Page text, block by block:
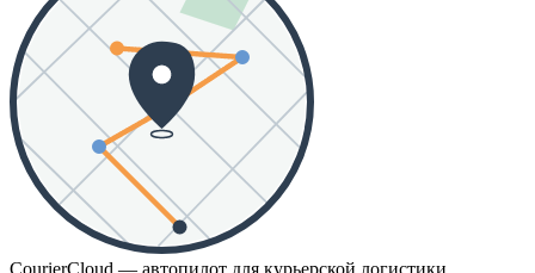
CourierCloud — автопилот для курьерской логистики